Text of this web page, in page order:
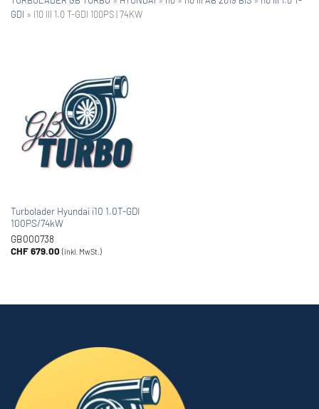
GDI » I10 III 1.0 T-GDI 100PS | 74KW
Turbolader Hyundai i10 1.0T-GDI
100PS/74kW
GB000738
CHF679.00 (inkl. MwSt.)